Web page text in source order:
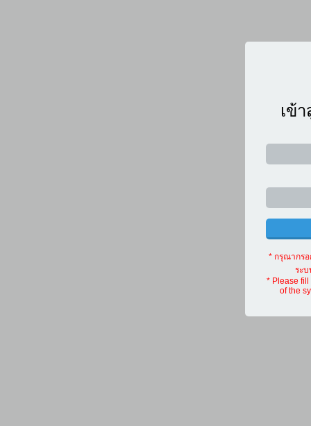
เข้
* กรุณากรอ
ระบ
* Please
of the